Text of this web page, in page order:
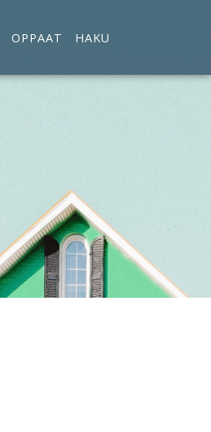
OPPAAT HAKU